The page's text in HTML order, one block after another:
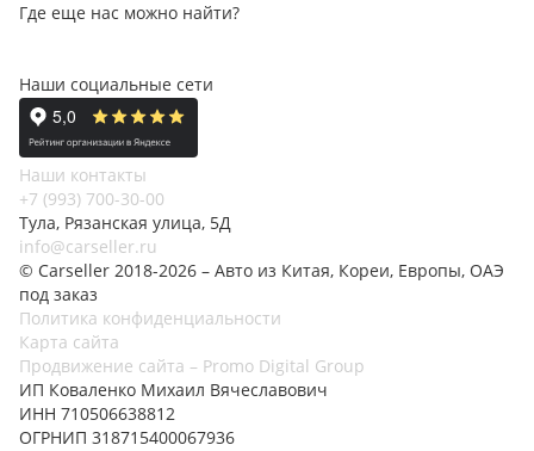
Где еще нас можно найти?
Наши социальные сети
Наши контакты
+7 (993) 700-30-00
Тула, Рязанская улица, 5Д
info@carseller.ru
© Carseller 2018-2026 – Авто из Китая, Кореи, Европы, ОАЭ
под заказ
Политика конфиденциальности
Карта сайта
Продвижение сайта – Promo Digital Group
ИП Коваленко Михаил Вячеславович
ИНН 710506638812
ОГРНИП 318715400067936